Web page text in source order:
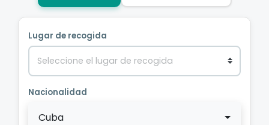
Lugar de recogida
Nacionalidad
Cuba